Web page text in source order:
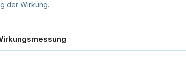
der Wirkung.